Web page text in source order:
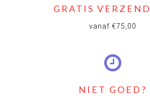
GRATIS
vanaf €75,00
NIET GOED?